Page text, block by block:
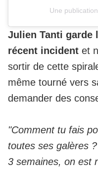
Une
Julien Tanti garde
récent incident et
sortir de cette
même tourné vers
demander des
"Comment tu fais
toutes ses galères
3 semaines, on est